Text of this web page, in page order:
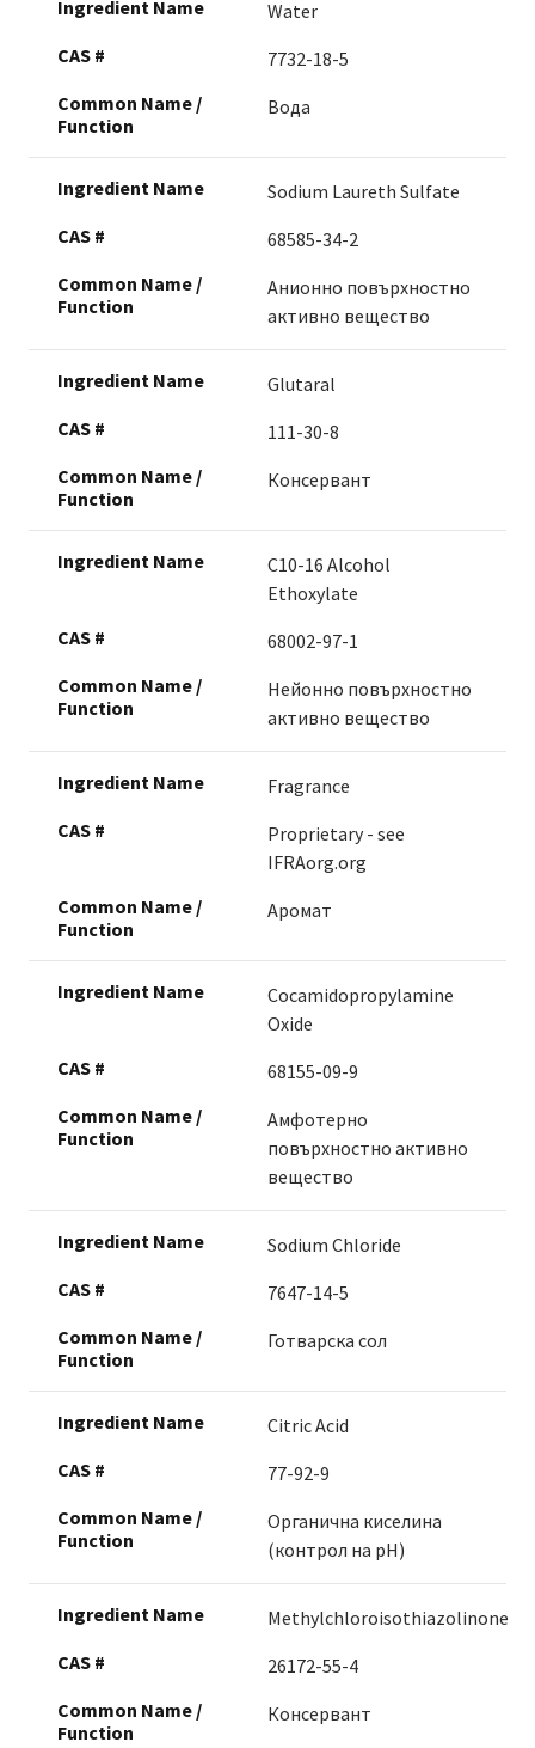
Water
7732-18-5
Вода
Sodium Laureth Sulfate
68585-34-2
Анионно повърхностно
активно вещество
Glutaral
111-30-8
Консервант
C10-16 Alcohol
Ethoxylate
68002-97-1
Нейонно повърхностно
активно вещество
Fragrance
Proprietary - see
IFRAorg.org
Аромат
Cocamidopropylamine
Oxide
68155-09-9
Амфотерно
повърхностно активно
вещество
Sodium Chloride
7647-14-5
Готварска сол
Citric Acid
77-92-9
Органична киселина
(контрол на pH)
Methylchloroisothiazolinone
26172-55-4
Консервант